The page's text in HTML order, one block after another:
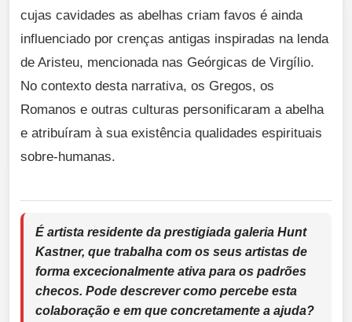
cujas cavidades as abelhas criam favos é ainda
influenciado por crenças antigas inspiradas na lenda
de Aristeu, mencionada nas Geórgicas de Virgílio.
No contexto desta narrativa, os Gregos, os
Romanos e outras culturas personificaram a abelha
e atribuíram à sua existência qualidades espirituais
sobre-humanas.
É artista residente da prestigiada galeria Hunt
Kastner, que trabalha com os seus artistas de
forma excecionalmente ativa para os padrões
checos. Pode descrever como percebe esta
colaboração e em que concretamente a ajuda?